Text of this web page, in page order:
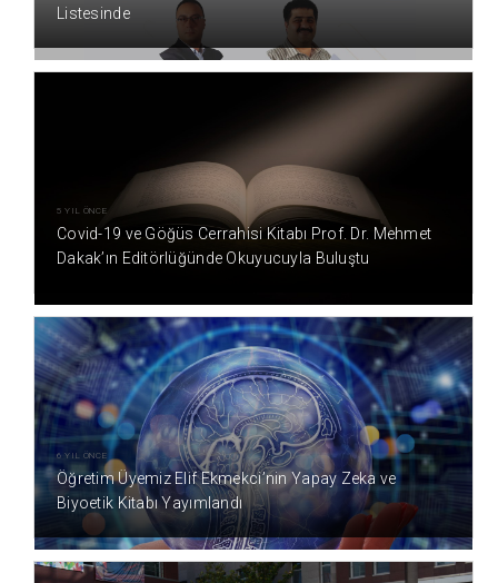
Listesinde
5 YIL ÖNCE
Covid-19 ve Göğüs Cerrahisi Kitabı Prof. Dr. Mehmet
Dakak’ın Editörlüğünde Okuyucuyla Buluştu
6 YIL ÖNCE
Öğretim Üyemiz Elif Ekmekci’nin Yapay Zeka ve
Biyoetik Kitabı Yayımlandı